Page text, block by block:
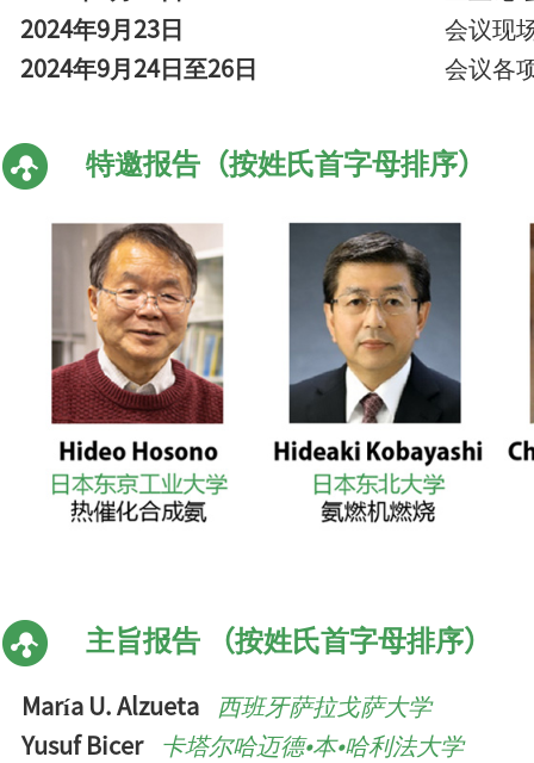
2024年9月23日
会议现
2024年9月24日至26日
会议各
特邀报告（按姓氏首字母排序）
主旨报告 （按姓氏首字母排序）
María U. Alzueta 西班牙萨拉戈萨大学
Yusuf Bicer 卡塔尔哈迈德•本•哈利法大学